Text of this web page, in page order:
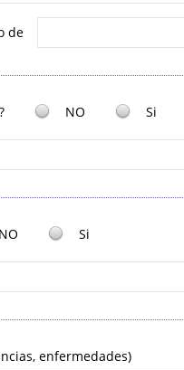
de
NO Si
NO Si
enfermedades)